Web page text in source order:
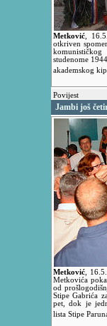
Metković
otkriven
studenome
akademskog
Povijest
Jambi još
Metković
Metkovića
od
Stipe Gabrića
pet, dok je
lista Stipe